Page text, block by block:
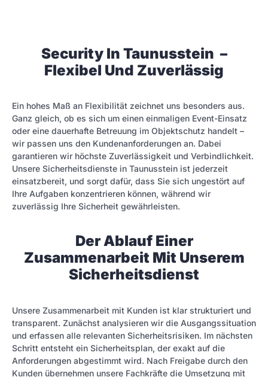
Security In Taunusstein –
Flexibel Und Zuverlässig
Ein hohes Maß an Flexibilität zeichnet uns besonders aus.
Ganz gleich, ob es sich um einen einmaligen Event-Einsatz
oder eine dauerhafte Betreuung im Objektschutz handelt –
wir passen uns den Kundenanforderungen an. Dabei
garantieren wir höchste Zuverlässigkeit und Verbindlichkeit.
Unsere Sicherheitsdienste in Taunusstein ist jederzeit
einsatzbereit, und sorgt dafür, dass Sie sich ungestört auf
Ihre Aufgaben konzentrieren können, während wir
zuverlässig Ihre Sicherheit gewährleisten.
Der Ablauf Einer
Zusammenarbeit Mit Unserem
Sicherheitsdienst
Unsere Zusammenarbeit mit Kunden ist klar strukturiert und
transparent. Zunächst analysieren wir die Ausgangssituation
und erfassen alle relevanten Sicherheitsrisiken. Im nächsten
Schritt entsteht ein Sicherheitsplan, der exakt auf die
Anforderungen abgestimmt wird. Nach Freigabe durch den
Kunden übernehmen unsere Fachkräfte die Umsetzung mit